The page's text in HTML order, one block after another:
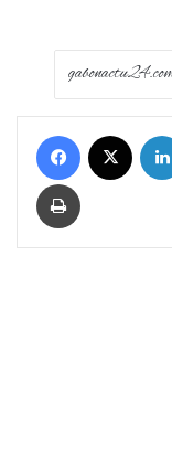
Facebook
Print